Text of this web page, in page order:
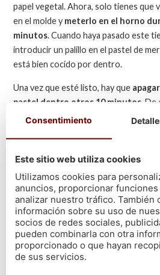
papel vegetal. Ahora, solo tienes que
en el molde y meterlo en el horno
minutos. Cuando haya pasado este
introducir un palillo en el pastel de
está bien cocido por dentro.
Una vez que esté listo, hay que
pastel dentro otros 10 minutos .
mucho más preparado para servir.
gambascomo desees. Lo puedes
función de tus gustos. Sea cual sea la
dejarás a tus invitados impresionados.
VOLVER
Consentimiento
Este sitio web utiliza cookies
Utilizamos cookies para
anuncios, proporcionar
analizar nuestro tráfico. También
información sobre su uso de
socios de redes sociales,
pueden combinarla con otra
proporcionado o que hayan
de sus servicios.